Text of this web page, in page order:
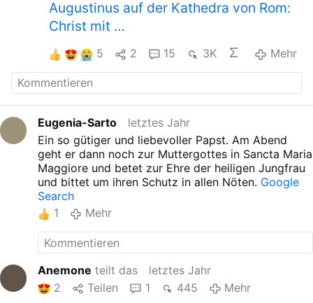
Augustinus auf der Kathedra von Rom:
Christ mit …
5 2 15 3K Mehr
Eugenia-Sarto
letztes Jahr
Ein so gütiger und liebevoller Papst. Am Abend
geht er dann noch zur Muttergottes in Sancta Maria
Maggiore und betet zur Ehre der heiligen Jungfrau
und bittet um ihren Schutz in allen Nöten. Google
Search
1
Mehr
Anemone teilt das
letztes Jahr
2
Teilen 1 445
Mehr